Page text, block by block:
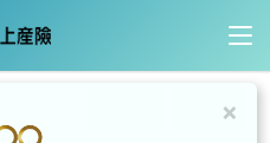
影音搜尋
×